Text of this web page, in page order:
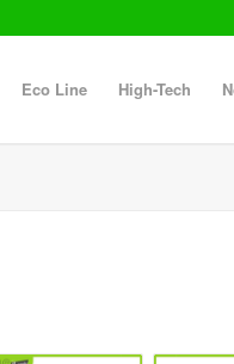
Eco Line High-Tech